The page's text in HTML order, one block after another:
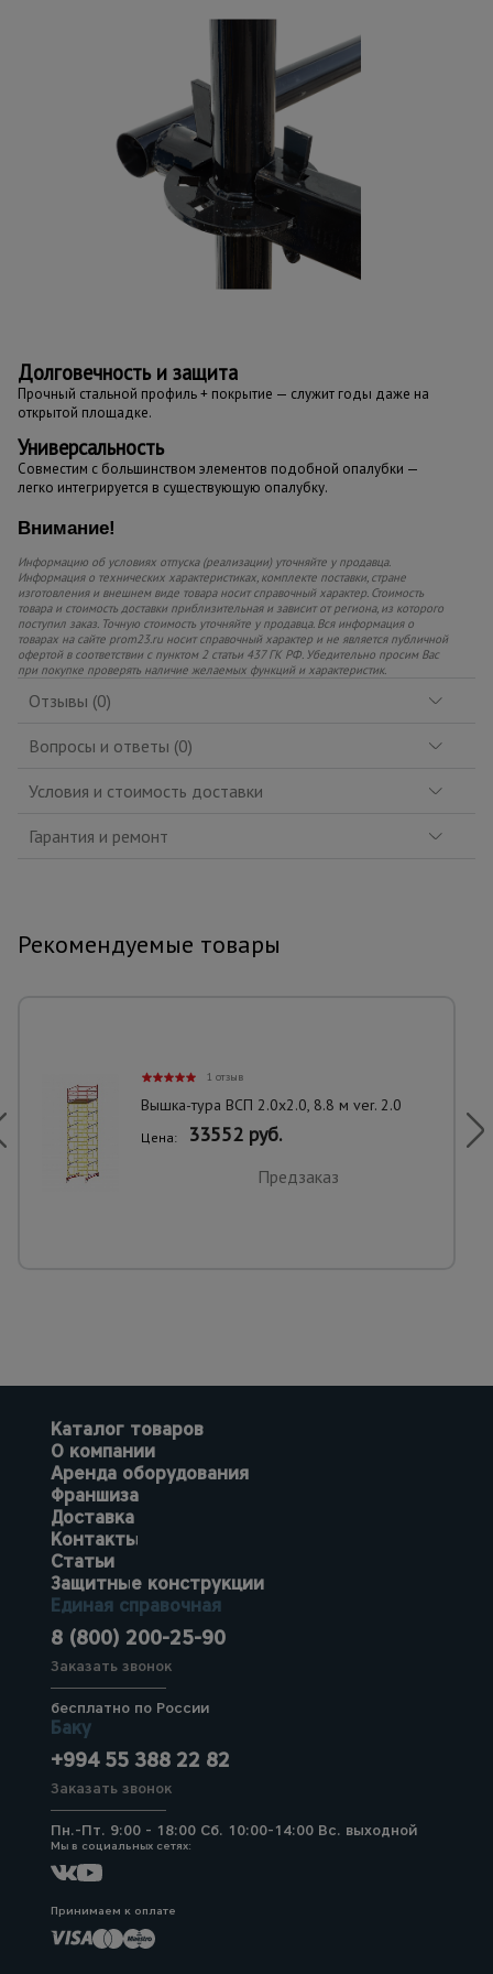
Долговечность и защита
Прочный стальной профиль + покрытие — служит годы даже на
открытой площадке.
Универсальность
Совместим с большинством элементов подобной опалубки —
легко интегрируется в существующую опалубку.
Внимание!
Информацию об условиях отпуска (реализации) уточняйте у продавца.
Информация о технических характеристиках, комплекте поставки, стране
изготовления и внешнем виде товара носит справочный характер. Стоимость
товара и стоимость доставки приблизительная и зависит от региона, из которого
поступил заказ. Точную стоимость уточняйте у продавца. Вся информация о
товарах на сайте prom23.ru носит справочный характер и не является публичной
офертой в соответствии с пунктом 2 статьи 437 ГК РФ. Убедительно просим Вас
при покупке проверять наличие желаемых функций и характеристик.
Отзывы (0)
Вопросы и ответы (0)
Условия и стоимость доставки
Гарантия и ремонт
Рекомендуемые товары
1 отзыв
Вышка-тура ВСП 2.0х2.0, 8.8 м ver. 2.0
Цена: 33552 руб.
Предзаказ
Каталог товаров
О компании
Аренда оборудования
Франшиза
Доставка
Контакты
Статьи
Защитные конструкции
Единая справочная
8 (800) 200-25-90
Заказать звонок
бесплатно по России
Баку
+994 55 388 22 82
Заказать звонок
Пн.-Пт. 9:00 - 18:00 Сб. 10:00-14:00 Вс. выходной
Мы в социальных сетях:
Принимаем к оплате